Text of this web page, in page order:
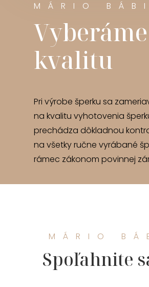
MÁRIO
kvalitu
Pri výrobe šperku sa
na kvalitu vyhotovenia
prechádza dôkladnou
na všetky ručne vyrábané
rámec zákonom povinnej
MÁRIO
Spoľahnite